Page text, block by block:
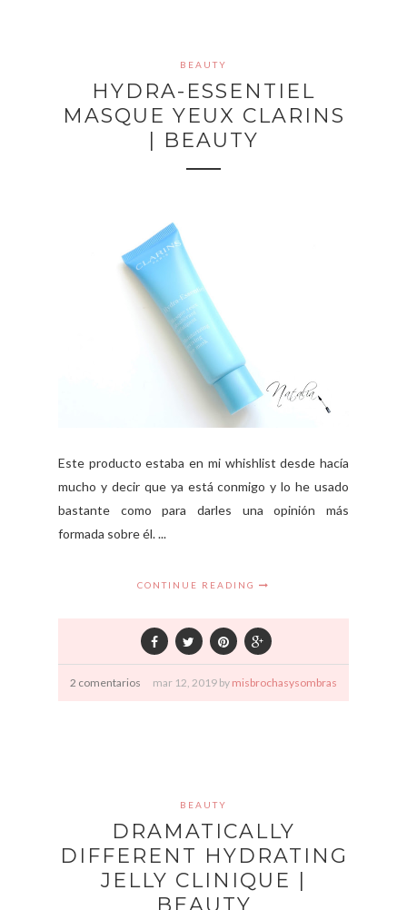
BEAUTY
HYDRA-ESSENTIEL
MASQUE YEUX CLARINS
| BEAUTY
Este producto estaba en mi whishlist desde hacía
mucho y decir que ya está conmigo y lo he usado
bastante como para darles una opinión más
formada sobre él. ...
CONTINUE READING
2 comentarios mar 12, 2019 by misbrochasysombras
BEAUTY
DRAMATICALLY
DIFFERENT HYDRATING
JELLY CLINIQUE |
BEAUTY